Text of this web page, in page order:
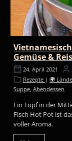
Gemüse &
24. April 2021
Rezepte | 🌍
Suppe,Abendessen
Ein Topf in der
Fisch Hot Pot ist
voller Aroma.